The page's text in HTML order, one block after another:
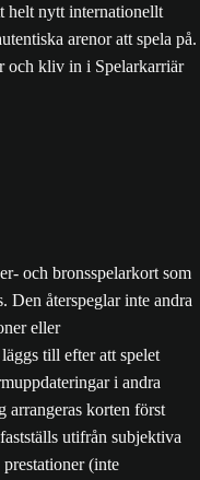
helt nytt internationellt
arenor att spela på.
och kliv in i Spelarkarriär
och bronsspelarkort som
Den återspeglar inte andra
eller
till efter att spelet
i andra
arrangeras korten först
utifrån subjektiva
(inte